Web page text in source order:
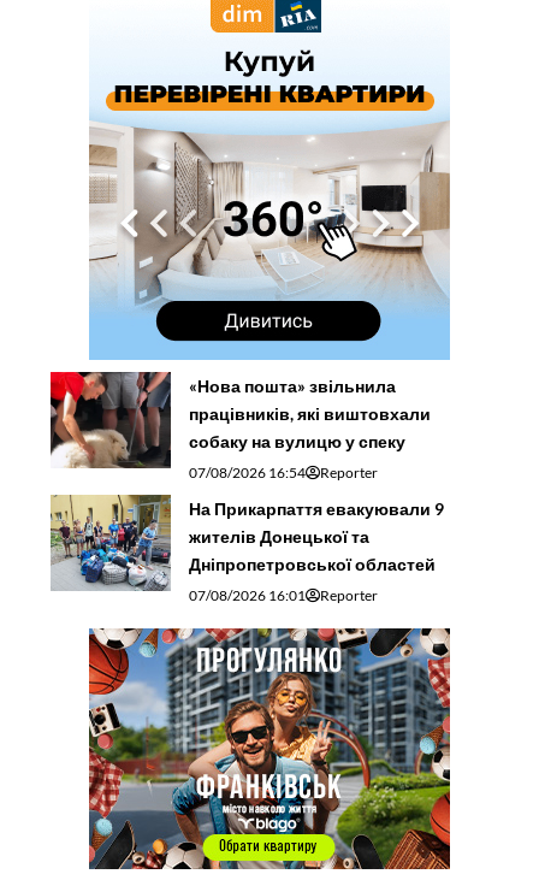
«Нова пошта» звільнила
працівників, які виштовхали
собаку на вулицю у спеку
07/08/2026 16:54 Reporter
На Прикарпаття евакуювали 9
жителів Донецької та
Дніпропетровської областей
07/08/2026 16:01 Reporter